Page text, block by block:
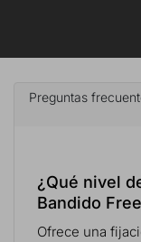
Preguntas
¿Qué nivel
Bandido
Ofrece una